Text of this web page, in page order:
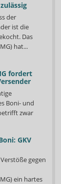
der
ist die
Das
hat...
fordert
Boni- und
zwar
GKV
gegen
ein hartes